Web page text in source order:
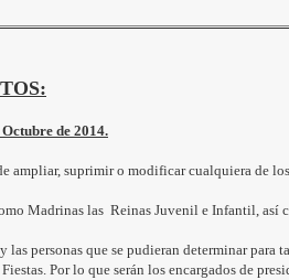
de 2014.
ampliar, suprimir o modificar cualquiera de
Madrinas las Reinas Juvenil e Infantil, así
las personas que se pudieran determinar para
Por lo que serán los encargados de